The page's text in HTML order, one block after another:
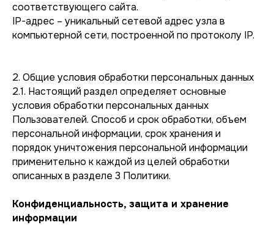
соответствующего сайта.
IP-адрес – уникальный сетевой адрес узла в
компьютерной сети, построенной по протоколу IP.
2. Общие условия обработки персональных данных
2.1. Настоящий раздел определяет основные
условия обработки персональных данных
Пользователей. Способ и срок обработки, объем
персональной информации, срок хранения и
порядок уничтожения персональной информации
применительно к каждой из целей обработки
описанных в разделе 3 Политики.
Конфиденциальность, защита и хранение
информации